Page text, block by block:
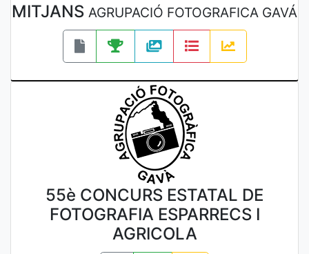
MITJANS AGRUPACIÓ FOTOGRAFICA GAVÁ
55è CONCURS ESTATAL DE
FOTOGRAFIA ESPARRECS I
AGRICOLA